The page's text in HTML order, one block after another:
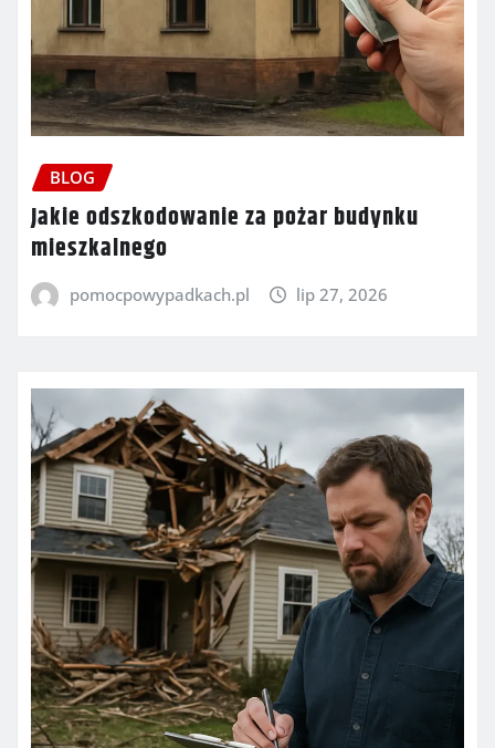
BLOG
Jakie odszkodowanie za pożar budynku
mieszkalnego
pomocpowypadkach.pl lip 27, 2026